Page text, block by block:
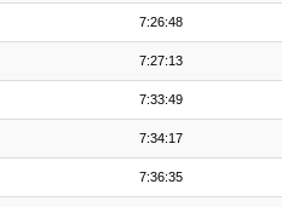
7:26:48
7:27:13
7:33:49
7:34:17
7:36:35